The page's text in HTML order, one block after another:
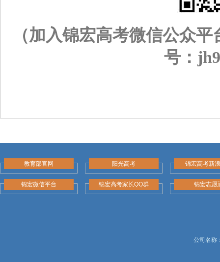
（加入锦宏高考微信公众
号：
教育部官网 阳光高考 锦宏高考新
锦宏微信平台 锦宏高考家长QQ群 锦宏志愿
公司名称